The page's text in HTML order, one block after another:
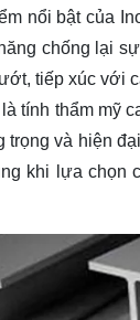
nổi bật của
chống lại
tiếp xúc với
tính thẩm mỹ
và hiện
khi lựa chọn